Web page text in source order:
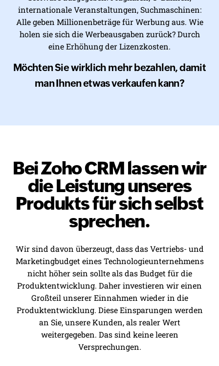
internationale Veranstaltungen, Suchmaschinen:
Alle geben Millionenbeträge für Werbung aus. Wie
holen sie sich die Werbeausgaben zurück? Durch
eine Erhöhung der Lizenzkosten.
Möchten Sie wirklich mehr bezahlen, damit
man Ihnen etwas verkaufen kann?
Bei Zoho CRM lassen wir
die Leistung unseres
Produkts für sich selbst
sprechen.
Wir sind davon überzeugt, dass das Vertriebs- und
Marketingbudget eines Technologieunternehmens
nicht höher sein sollte als das Budget für die
Produktentwicklung. Daher investieren wir einen
Großteil unserer Einnahmen wieder in die
Produktentwicklung. Diese Einsparungen werden
an Sie, unsere Kunden, als realer Wert
weitergegeben. Das sind keine leeren
Versprechungen.